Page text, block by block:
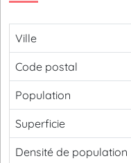
Ville
Code postal
Population
Superficie
Densité de population